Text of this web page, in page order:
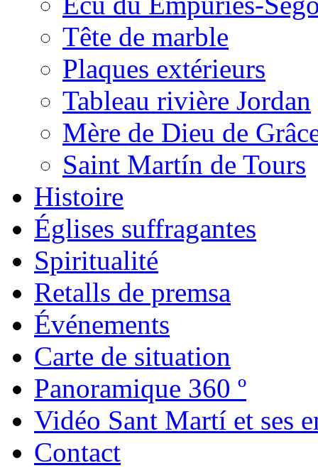
Tête de marble
Plaques extérieurs
Tableau rivière Jordan
Mère de Dieu de
Saint Martín de Tours
Histoire
Églises suffragantes
Spiritualité
Retalls de premsa
Événements
Carte de situation
Panoramique 360 º
Vidéo Sant Martí et ses
Contact